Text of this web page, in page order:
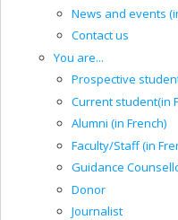
News and events
Contact us
You are...
Prospective
Current student(in
Alumni (in French)
Faculty/Staff (in
Guidance
Donor
Journalist